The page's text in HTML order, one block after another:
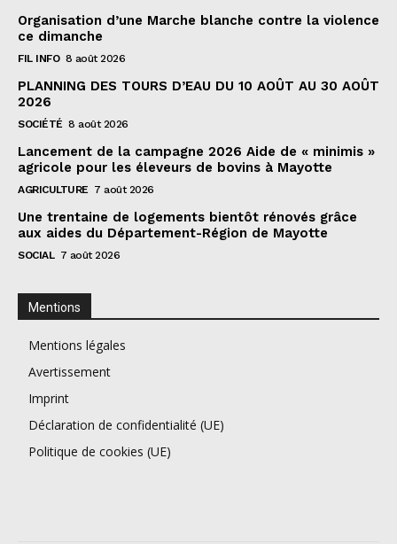
Organisation d’une Marche blanche contre la violence
ce dimanche
FIL INFO 8 août 2026
PLANNING DES TOURS D’EAU DU 10 AOÛT AU 30 AOÛT
2026
SOCIÉTÉ 8 août 2026
Lancement de la campagne 2026 Aide de « minimis »
agricole pour les éleveurs de bovins à Mayotte
AGRICULTURE 7 août 2026
Une trentaine de logements bientôt rénovés grâce
aux aides du Département-Région de Mayotte
SOCIAL 7 août 2026
Mentions
Mentions légales
Avertissement
Imprint
Déclaration de confidentialité (UE)
Politique de cookies (UE)